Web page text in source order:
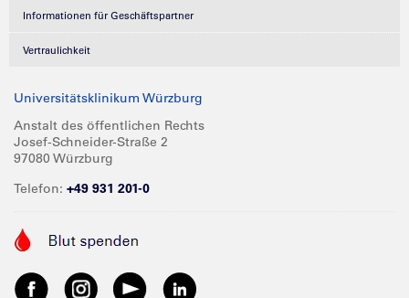
Informationen für Geschäftspartner
Vertraulichkeit
Universitätsklinikum Würzburg
Anstalt des öffentlichen Rechts
Josef-Schneider-Straße 2
97080 Würzburg
Telefon: +49 931 201-0